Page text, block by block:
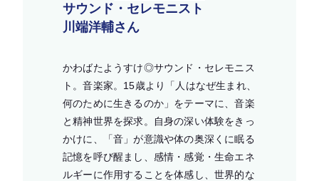
サウンド・セレモニスト
川端洋輔さん
かわばたようすけ◎サウンド・セレモニス
ト。音楽家。15歳より「人はなぜ生まれ、
何のために生きるのか」をテーマに、音楽
と精神世界を探求。自身の深い体験をきっ
かけに、「音」が意識や体の奥深くに眠る
記憶を呼び醒まし、感情・感覚・生命エネ
ルギーに作用することを体感し、世界的な